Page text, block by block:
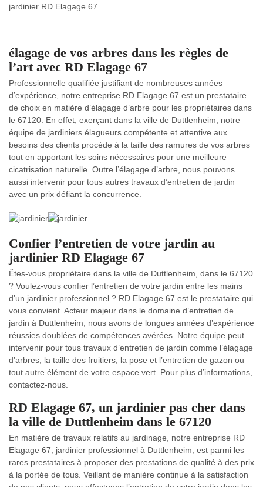
jardinier RD Elagage 67.
élagage de vos arbres dans les règles de
l’art avec RD Elagage 67
Professionnelle qualifiée justifiant de nombreuses années
d’expérience, notre entreprise RD Elagage 67 est un prestataire
de choix en matière d’élagage d’arbre pour les propriétaires dans
le 67120. En effet, exerçant dans la ville de Duttlenheim, notre
équipe de jardiniers élagueurs compétente et attentive aux
besoins des clients procède à la taille des ramures de vos arbres
tout en apportant les soins nécessaires pour une meilleure
cicatrisation naturelle. Outre l’élagage d’arbre, nous pouvons
aussi intervenir pour tous autres travaux d’entretien de jardin
avec un prix défiant la concurrence.
Confier l’entretien de votre jardin au
jardinier RD Elagage 67
Êtes-vous propriétaire dans la ville de Duttlenheim, dans le 67120
? Voulez-vous confier l’entretien de votre jardin entre les mains
d’un jardinier professionnel ? RD Elagage 67 est le prestataire qui
vous convient. Acteur majeur dans le domaine d’entretien de
jardin à Duttlenheim, nous avons de longues années d’expérience
réussies doublées de compétences avérées. Notre équipe peut
intervenir pour tous travaux d’entretien de jardin comme l’élagage
d’arbres, la taille des fruitiers, la pose et l’entretien de gazon ou
tout autre élément de votre espace vert. Pour plus d’informations,
contactez-nous.
RD Elagage 67, un jardinier pas cher dans
la ville de Duttlenheim dans le 67120
En matière de travaux relatifs au jardinage, notre entreprise RD
Elagage 67, jardinier professionnel à Duttlenheim, est parmi les
rares prestataires à proposer des prestations de qualité à des prix
à la portée de tous. Veillant de manière continue à la satisfaction